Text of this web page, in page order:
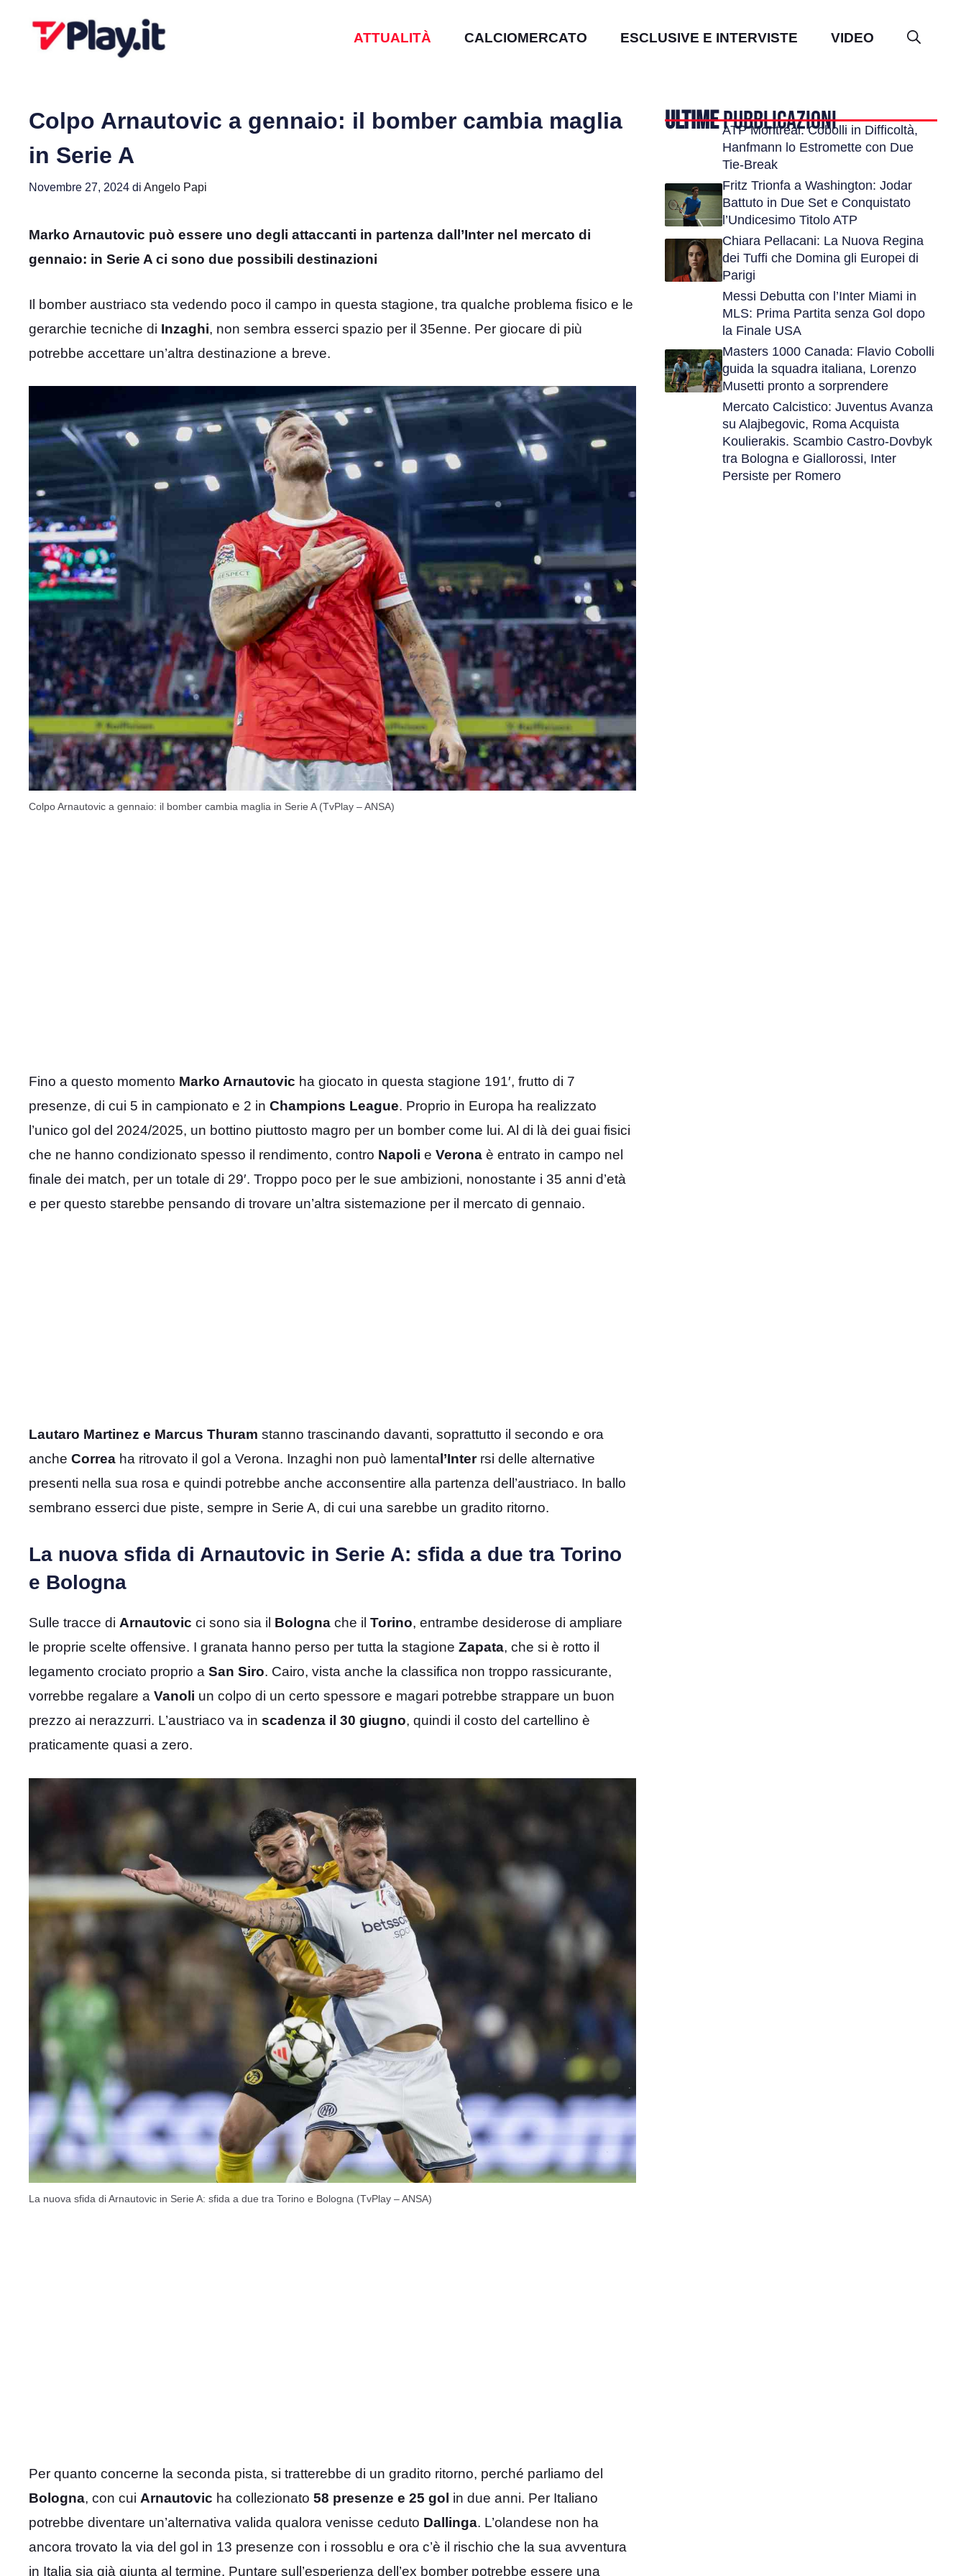
ATTUALITÀ CALCIOMERCATO ESCLUSIVE E INTERVISTE VIDEO
Colpo Arnautovic a gennaio: il bomber cambia maglia
in Serie A
Novembre 27, 2024 di Angelo Papi
Marko Arnautovic può essere uno degli attaccanti in partenza dall’Inter nel mercato di
gennaio: in Serie A ci sono due possibili destinazioni
Il bomber austriaco sta vedendo poco il campo in questa stagione, tra qualche problema fisico e le
gerarchie tecniche di Inzaghi, non sembra esserci spazio per il 35enne. Per giocare di più
potrebbe accettare un’altra destinazione a breve.
Colpo Arnautovic a gennaio: il bomber cambia maglia in Serie A (TvPlay – ANSA)
Fino a questo momento Marko Arnautovic ha giocato in questa stagione 191′, frutto di 7
presenze, di cui 5 in campionato e 2 in Champions League. Proprio in Europa ha realizzato
l’unico gol del 2024/2025, un bottino piuttosto magro per un bomber come lui. Al di là dei guai fisici
che ne hanno condizionato spesso il rendimento, contro Napoli e Verona è entrato in campo nel
finale dei match, per un totale di 29′. Troppo poco per le sue ambizioni, nonostante i 35 anni d’età
e per questo starebbe pensando di trovare un’altra sistemazione per il mercato di gennaio.
Lautaro Martinez e Marcus Thuram stanno trascinando davanti, soprattutto il secondo e ora
anche Correa ha ritrovato il gol a Verona. Inzaghi non può lamenta l’Inter rsi delle alternative
presenti nella sua rosa e quindi potrebbe anche acconsentire alla partenza dell’austriaco. In ballo
sembrano esserci due piste, sempre in Serie A, di cui una sarebbe un gradito ritorno.
La nuova sfida di Arnautovic in Serie A: sfida a due tra Torino
e Bologna
Sulle tracce di Arnautovic ci sono sia il Bologna che il Torino, entrambe desiderose di ampliare
le proprie scelte offensive. I granata hanno perso per tutta la stagione Zapata, che si è rotto il
legamento crociato proprio a San Siro. Cairo, vista anche la classifica non troppo rassicurante,
vorrebbe regalare a Vanoli un colpo di un certo spessore e magari potrebbe strappare un buon
prezzo ai nerazzurri. L’austriaco va in scadenza il 30 giugno, quindi il costo del cartellino è
praticamente quasi a zero.
La nuova sfida di Arnautovic in Serie A: sfida a due tra Torino e Bologna (TvPlay – ANSA)
Per quanto concerne la seconda pista, si tratterebbe di un gradito ritorno, perché parliamo del
Bologna, con cui Arnautovic ha collezionato 58 presenze e 25 gol in due anni. Per Italiano
potrebbe diventare un’alternativa valida qualora venisse ceduto Dallinga. L’olandese non ha
ancora trovato la via del gol in 13 presenze con i rossoblu e ora c’è il rischio che la sua avventura
in Italia sia già giunta al termine. Puntare sull’esperienza dell’ex bomber potrebbe essere una
ULTIMEPUBBLICAZIONI
ATP Montreal: Cobolli in Difficoltà,
Hanfmann lo Estromette con Due
Tie-Break
Fritz Trionfa a Washington: Jodar
Battuto in Due Set e Conquistato
l’Undicesimo Titolo ATP
Chiara Pellacani: La Nuova Regina
dei Tuffi che Domina gli Europei di
Parigi
Messi Debutta con l’Inter Miami in
MLS: Prima Partita senza Gol dopo
la Finale USA
Masters 1000 Canada: Flavio Cobolli
guida la squadra italiana, Lorenzo
Musetti pronto a sorprendere
Mercato Calcistico: Juventus Avanza
su Alajbegovic, Roma Acquista
Koulierakis. Scambio Castro-Dovbyk
tra Bologna e Giallorossi, Inter
Persiste per Romero